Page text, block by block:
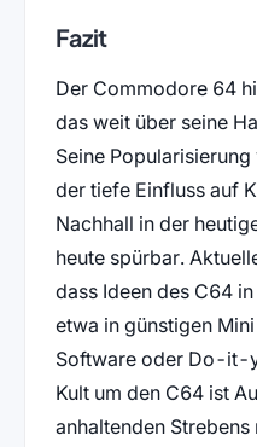
Fazit
Der Commodore 64
das weit über seine
Seine
der tiefe Einfluss auf
Nachhall in der
heute spürbar.
dass Ideen des C64
etwa in günstigen
Software oder Do-it-
Kult um den C64 ist
anhaltenden